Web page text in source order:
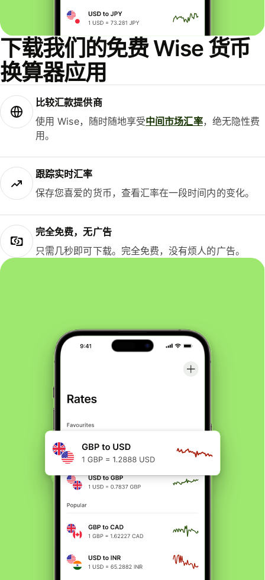
下载我们的免费 Wise 货币
换算器应用
比较汇款提供商
使用 Wise，随时随地享受中间市场汇率，绝无隐性费
用。
跟踪实时汇率
保存您喜爱的货币，查看汇率在一段时间内的变化。
完全免费，无广告
只需几秒即可下载。完全免费，没有烦人的广告。